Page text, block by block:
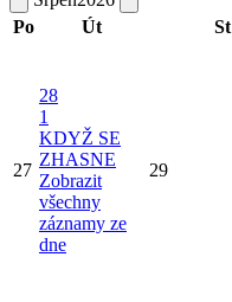
Po
Út St
27
28
1
KDYŽ SE
ZHASNE
Zobrazit
všechny
záznamy ze
dne
29